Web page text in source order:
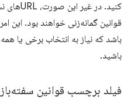
قوانین گمانه‌زنی خواهند بود. این
باشد که نیاز به انتخاب برخی یا
باشید.
فیلد برچسب قوانین